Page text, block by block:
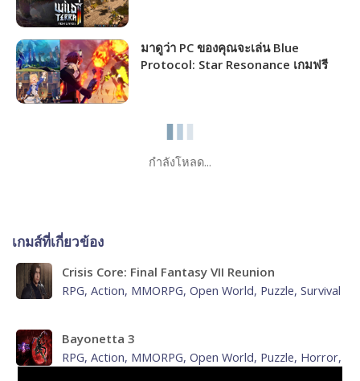
มาดูว่า PC ของคุณจะเล่น Blue
Protocol: Star Resonance เกมฟรี
กำลังโหลด...
เกมส์ที่เกี่ยวข้อง
Crisis Core: Final Fantasy VII Reunion
RPG, Action, MMORPG, Open World, Puzzle, Survival
Bayonetta 3
RPG, Action, MMORPG, Open World, Puzzle, Horror,